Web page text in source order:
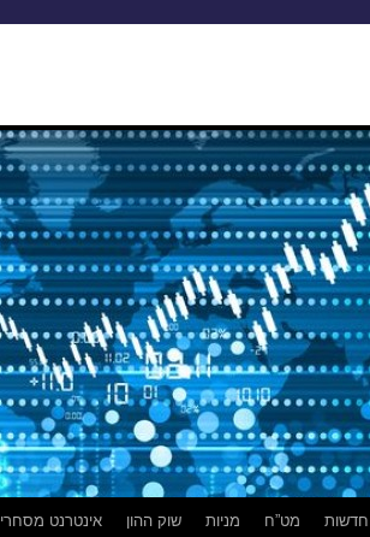
חדשות מט”ח מניות שוק ההון אינטרנט מסחרי